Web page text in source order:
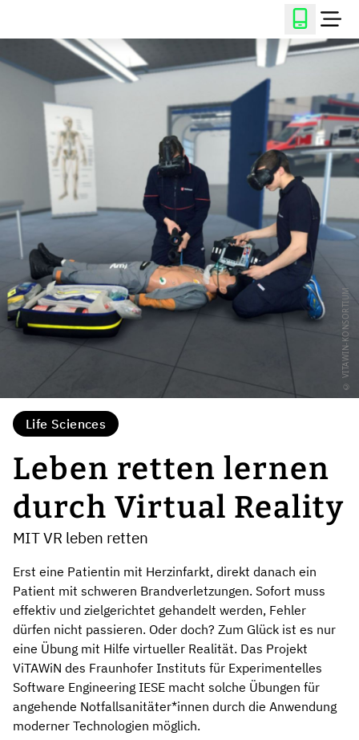
© VITAWIN-KONSORTIUM
Life Sciences
Leben retten lernen
durch Virtual Reality
MIT VR leben retten
Erst eine Patientin mit Herzinfarkt, direkt danach ein
Patient mit schweren Brandverletzungen. Sofort muss
effektiv und zielgerichtet gehandelt werden, Fehler
dürfen nicht passieren. Oder doch? Zum Glück ist es nur
eine Übung mit Hilfe virtueller Realität. Das Projekt
ViTAWiN des Fraunhofer Instituts für Experimentelles
Software Engineering IESE macht solche Übungen für
angehende Notfallsanitäter*innen durch die Anwendung
moderner Technologien möglich.